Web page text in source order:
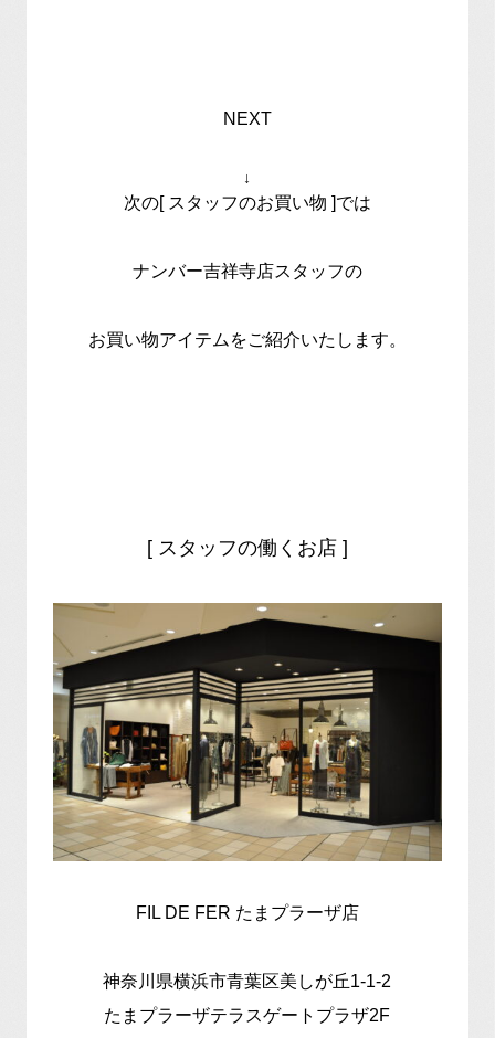
NEXT
↓
次の[ スタッフのお買い物 ]では
ナンバー吉祥寺店スタッフの
お買い物アイテムをご紹介いたします。
[ スタッフの働くお店 ]
FIL DE FER たまプラーザ店
神奈川県横浜市青葉区美しが丘1-1-2
たまプラーザテラスゲートプラザ2F